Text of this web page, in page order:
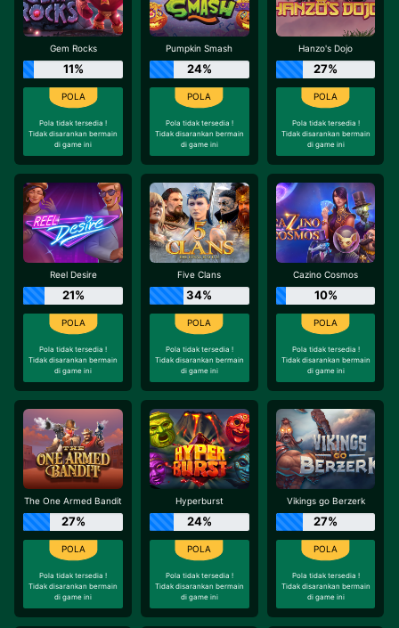
Gem Rocks
11%
Pola tidak tersedia !
Tidak disarankan bermain
di game ini
Pumpkin Smash
24%
Pola tidak tersedia !
Tidak disarankan bermain
di game ini
Hanzo's Dojo
27%
Pola tidak tersedia !
Tidak disarankan bermain
di game ini
Reel Desire
21%
Pola tidak tersedia !
Tidak disarankan bermain
di game ini
Five Clans
34%
Pola tidak tersedia !
Tidak disarankan bermain
di game ini
Cazino Cosmos
10%
Pola tidak tersedia !
Tidak disarankan bermain
di game ini
The One Armed Bandit
27%
Pola tidak tersedia !
Tidak disarankan bermain
di game ini
Hyperburst
24%
Pola tidak tersedia !
Tidak disarankan bermain
di game ini
Vikings go Berzerk
27%
Pola tidak tersedia !
Tidak disarankan bermain
di game ini